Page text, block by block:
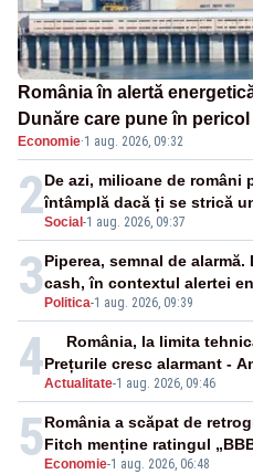
România în alertă
Dunăre care pune în
cunoscută de pe vremea lui
Economie·1 aug. 2026, 09:32
2Social -1 aug. 2026, 09:37
De azi, milioane de români
întâmplă dacă ți se strică
3 Politica-1 aug. 2026, 09:39
Piperea, semnal de
cash, în contextul alertei
4Actualitate-1 aug. 2026, 09:46
România, la limita
Prețurile cresc alarmant -
5 Economie-1 aug. 2026, 06:48
România a scăpat de
Fitch menține ratingul